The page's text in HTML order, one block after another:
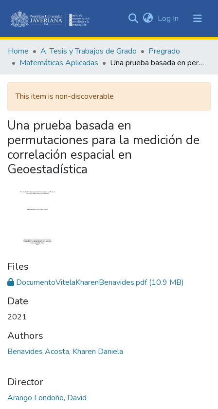
&
Collections
Statistics
Log In (current)
Home A. Tesis y Trabajos de Grado
Pregrado
Matemáticas Aplicadas
Una prueba basada en permutaciones para la medición de correlación espacial en Geoestadística
This item is non-discoverable
Una prueba basada en
permutaciones para la medición de
correlación espacial en
Geoestadística
Files
DocumentoVitelaKharenBenavides.pdf(10.9 MB)
Date
2021
Authors
Benavides Acosta, Kharen Daniela
Director
Arango Londoño, David